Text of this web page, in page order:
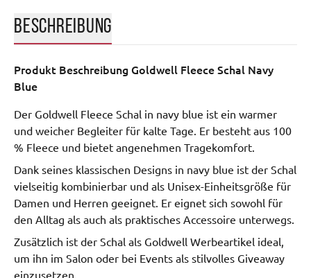
BESCHREIBUNG
Produkt Beschreibung Goldwell Fleece Schal Navy
Blue
Der Goldwell Fleece Schal in navy blue ist ein warmer
und weicher Begleiter für kalte Tage. Er besteht aus 100
% Fleece und bietet angenehmen Tragekomfort.
Dank seines klassischen Designs in navy blue ist der Schal
vielseitig kombinierbar und als Unisex-Einheitsgröße für
Damen und Herren geeignet. Er eignet sich sowohl für
den Alltag als auch als praktisches Accessoire unterwegs.
Zusätzlich ist der Schal als Goldwell Werbeartikel ideal,
um ihn im Salon oder bei Events als stilvolles Giveaway
einzusetzen.